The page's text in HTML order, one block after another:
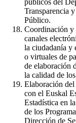
Transparencia
Público.
Coordinación y
canales
la ciudadanía y
o virtuales de
de elaboración
la calidad de
Elaboración
con el Euskal
Estadística en
de los
Dirección de